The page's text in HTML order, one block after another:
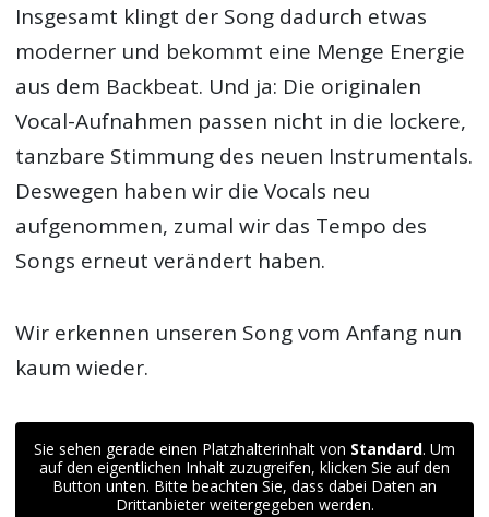
Insgesamt klingt der Song dadurch etwas
moderner und bekommt eine Menge Energie
aus dem Backbeat. Und ja: Die originalen
Vocal-Aufnahmen passen nicht in die lockere,
tanzbare Stimmung des neuen Instrumentals.
Deswegen haben wir die Vocals neu
aufgenommen, zumal wir das Tempo des
Songs erneut verändert haben.
Wir erkennen unseren Song vom Anfang nun
kaum wieder.
Sie sehen gerade einen Platzhalterinhalt von Standard. Um
auf den eigentlichen Inhalt zuzugreifen, klicken Sie auf den
Button unten. Bitte beachten Sie, dass dabei Daten an
Drittanbieter weitergegeben werden.